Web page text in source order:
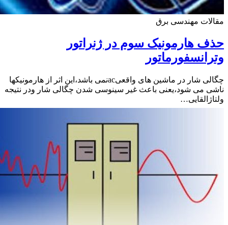
مهندسی برق
هارمونیک سوم در ژنراتور
چگالی شار در ماشین های واقعیacنمی باشد،این اثر از هارمونیکها
می شود،یعنی باعث غیر سینوسی شدن چگالی شار ودر نتیجه